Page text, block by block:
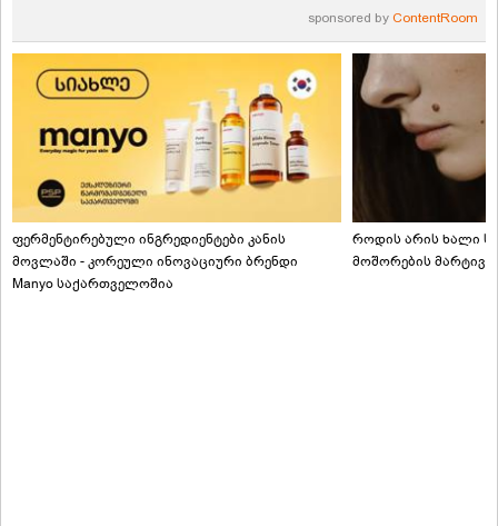
sponsored by ContentRoom
ფერმენტირებული ინგრედიენტები კანის
მოვლაში - კორეული ინოვაციური ბრენდი
Manyo საქართველოშია
როდის არის ხალი
მოშორების